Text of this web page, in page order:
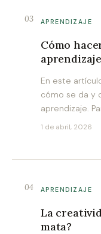
03 APRENDIZAJE
Cómo
aprendizaje
En este
cómo se da y
aprendizaje.
1 de abril, 2026
04 APRENDIZAJE
La
mata?